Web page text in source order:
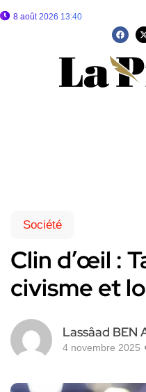
8 août 2026 13:40
Société
Clin d’œil :
civisme et
Lassâad BEN
4 novembre 2025